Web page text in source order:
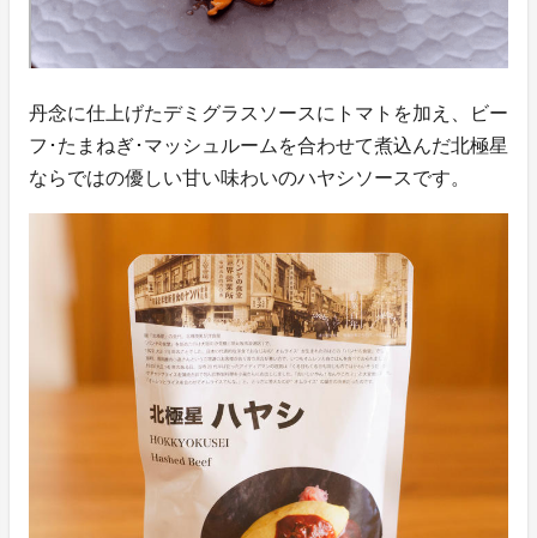
丹念に仕上げたデミグラスソースにトマトを加え、ビー
フ･たまねぎ･マッシュルームを合わせて煮込んだ北極星
ならではの優しい甘い味わいのハヤシソースです。